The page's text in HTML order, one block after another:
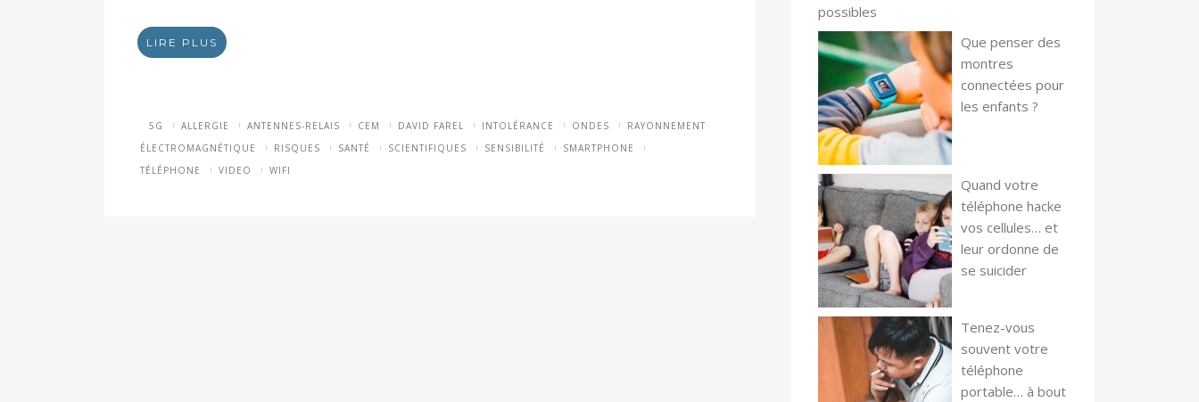
LIRE PLUS
5G ALLERGIE ANTENNES-RELAIS CEM DAVID FAREL INTOLÉRANCE ONDES
RAYONNEMENT
ÉLECTROMAGNÉTIQUE
RISQUES SANTÉ SCIENTIFIQUES SENSIBILITÉ
SMARTPHONE
TÉLÉPHONE
VIDEO WIFI
possibles
Que penser des
montres
connectées pour
les enfants ?
Quand votre
téléphone hacke
vos cellules… et
leur ordonne de
se suicider
Tenez-vous
souvent votre
téléphone
portable… à bout